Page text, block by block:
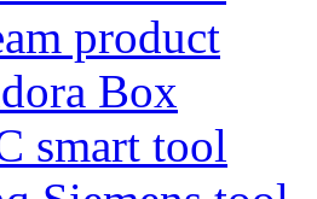
product
Box
smart tool